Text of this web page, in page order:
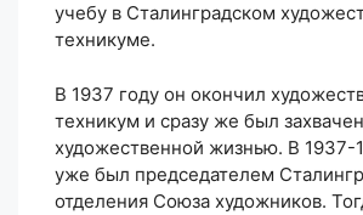
учебу в Сталинградском
техникуме.
В 1937 году он окончил
техникум и сразу же был
художественной жизнью. В 1937-
уже был председателем
отделения Союза художников.